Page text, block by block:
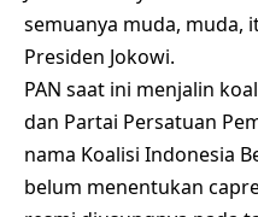
semuanya muda, muda,
Presiden Jokowi.
PAN saat ini menjalin
dan Partai Persatuan
nama Koalisi Indonesia
belum menentukan